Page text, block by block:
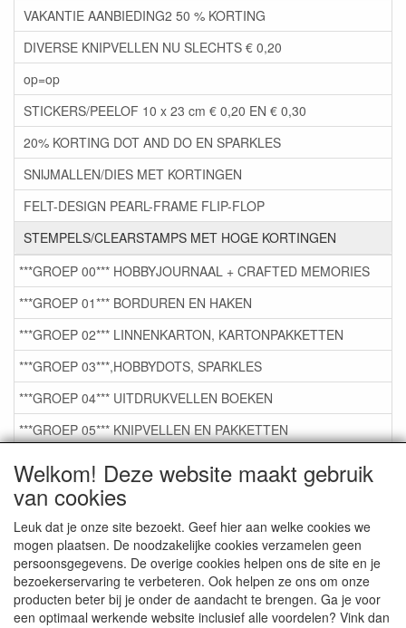
Welkom! Deze website maakt gebruik
van cookies
Leuk dat je onze site bezoekt. Geef hier aan welke cookies we
mogen plaatsen. De noodzakelijke cookies verzamelen geen
persoonsgegevens. De overige cookies helpen ons de site en je
bezoekerservaring te verbeteren. Ook helpen ze ons om onze
producten beter bij je onder de aandacht te brengen. Ga je voor
een optimaal werkende website inclusief alle voordelen? Vink dan
VAKANTIE AANBIEDING2 50 % KORTING
DIVERSE KNIPVELLEN NU SLECHTS € 0,20
op=op
STICKERS/PEELOF 10 x 23 cm € 0,20 EN € 0,30
20% KORTING DOT AND DO EN SPARKLES
SNIJMALLEN/DIES MET KORTINGEN
FELT-DESIGN PEARL-FRAME FLIP-FLOP
STEMPELS/CLEARSTAMPS MET HOGE KORTINGEN
***GROEP 00*** HOBBYJOURNAAL + CRAFTED MEMORIES
***GROEP 01*** BORDUREN EN HAKEN
***GROEP 02*** LINNENKARTON, KARTONPAKKETTEN
***GROEP 03***,HOBBYDOTS, SPARKLES
***GROEP 04*** UITDRUKVELLEN BOEKEN
***GROEP 05*** KNIPVELLEN EN PAKKETTEN
***GROEP 06*** TAPE/LIJM SNIJMALLEN STEMPELS
***GROEP 07*** KAARTEN +SCRAP TOEBEHOREN
***GROEP 08*** TEKENEN EN KLEUREN, GELPEN,MARKER
***GROEP 09*** KRALEN EN TOEBEHOREN
***GROEP 10*** WENSKAARTEN MET ENV. €0,75